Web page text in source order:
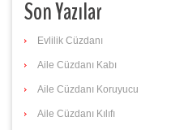
Son Yazılar
Evlilik Cüzdanı
Aile Cüzdanı Kabı
Aile Cüzdanı Koruyucu
Aile Cüzdanı Kılıfı